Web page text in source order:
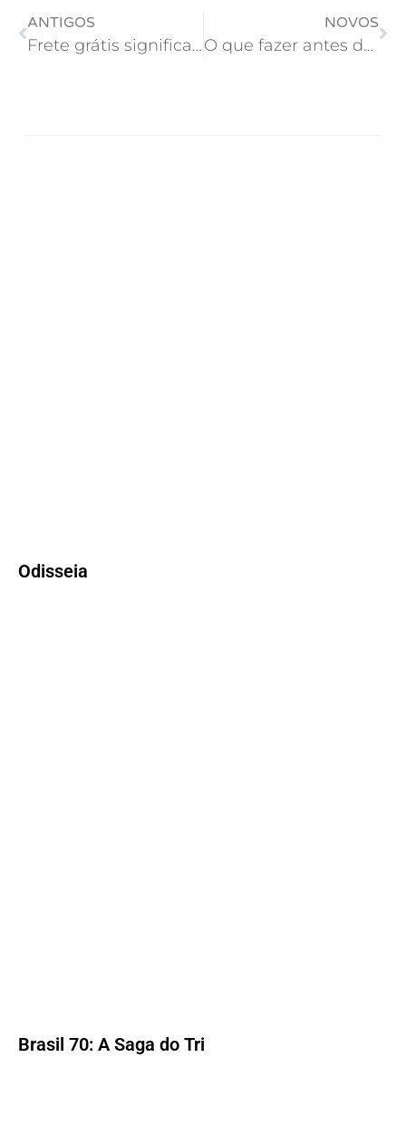
ANTIGOS
Frete grátis significa “entrega pelos Correios e seja o que Deus quiser!”
NOVOS
O que fazer antes de abrir o Photoshop para criar um layout?
Odisseia
Brasil 70: A Saga do Tri